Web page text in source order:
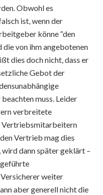
Obwohl es
ist, wenn der
könne “den
von ihm angebotenen
dies doch nicht, dass er
Gebot der
muss. Leider
verbreitete
Vertriebsmitarbeitern
Vertrieb mag dies
dann später geklärt –
weiter
aber generell nicht die